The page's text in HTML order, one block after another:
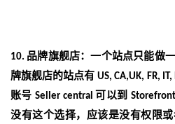
10. 品牌旗舰店：一个站点只能做
牌旗舰店的站点有US, CA,UK, FR, IT,
账号Seller central 可以到
没有这个选择，应该是没有权限